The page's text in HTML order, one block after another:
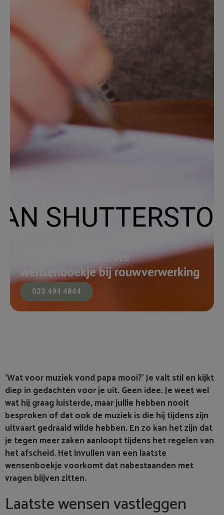
Zo helpt een laatste
wensenboekje bij rouwverwerking
033 494 4844
‘Wat voor muziek vond papa mooi?’ Je valt stil en kijkt
diep in gedachten voor je uit. Geen idee. Je weet wel
wat hij graag luisterde, maar jullie hebben nooit
besproken of dat ook de muziek is die hij tijdens zijn
uitvaart gedraaid wilde hebben. En zo kan het zijn dat
je tegen meer zaken aanloopt tijdens het regelen van
het afscheid. Het invullen van een laatste
wensenboekje voorkomt dat nabestaanden met
vragen blijven zitten.
Laatste wensen vastleggen